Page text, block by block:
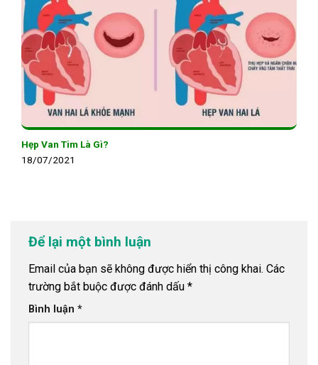
Hẹp Van Tim Là Gì?
18/07/2021
Để lại một bình luận
Email của bạn sẽ không được hiển thị công khai. Các
trường bắt buộc được đánh dấu *
Bình luận *